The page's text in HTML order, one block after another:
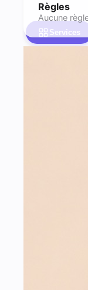
Règles
Aucune
Services